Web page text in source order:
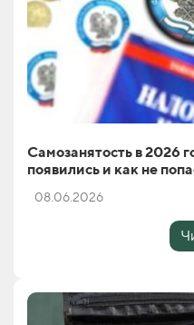
Самозанятость в 2026
появились и как не
08.06.2026